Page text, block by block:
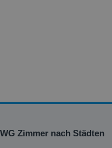
Zimmer nach Städten